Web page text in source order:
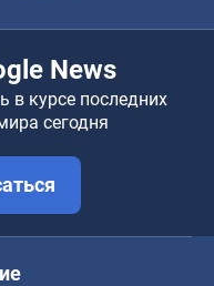
News
в курсе последних
сегодня